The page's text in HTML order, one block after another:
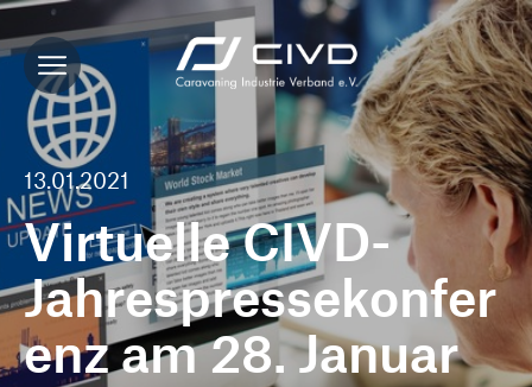
13.01.2021
Virtuelle CIVD-
Jahrespressekonfer
enz am 28. Januar